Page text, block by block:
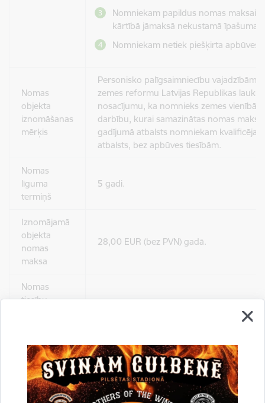
Nomniekam papildus nomas maksai
kārtībā jāmaksā nekustamā īpašuma
Nomniekam netiek piešķirta apbūves
Nomas
objekta
iznomāšanas
mērķis
Personisko palīgsaimniecību vajadzībām
zemes reformu Latvijas Republikas lauku
nosacījumu, ka nomnieks zemes vienībā
darbību, kurai samazinātas nomas
gadījumā atbalsts nomniekam
atbalsts, bez apbūves tiesībām.
Nomas
līguma
termiņš
5 gadi.
Iznomājamā
objekta
nomas
maksa
28,00 EUR (bez PVN) gadā.
Nomas
tiesību
Iznomājamā
objekta
apskates
Nomas objekta teritorija ir brīvi pieejama
Kontaktpersona par objekta teritorijas
Lejasciema pagastu apvienības pārvaldes